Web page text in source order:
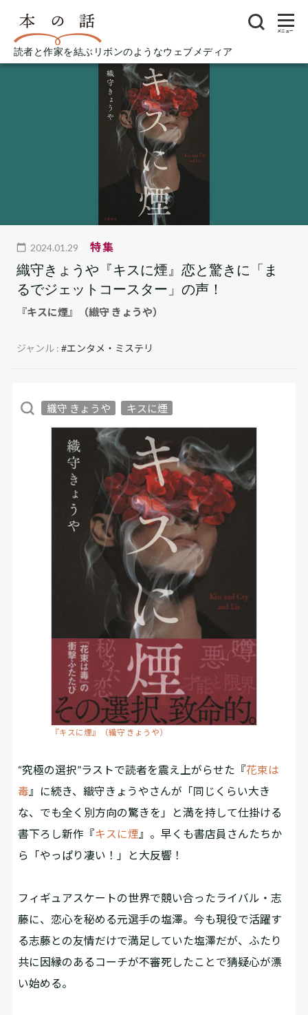
読者と作家を結ぶリボンのようなウェブメディア
メニュー
2024.01.29 特集
織守きょうや『キスに煙』恋と驚きに「ま
るでジェットコースター」の声！
『キスに煙』（織守 きょうや）
ジャンル :#エンタメ・ミステリ
織守 きょうや キスに煙
『キスに煙』（織守 きょうや）
“究極の選択”ラストで読者を震え上がらせた『花束は
毒 』に続き、織守きょうやさんが「同じくらい大き
な、でも全く別方向の驚きを」と満を持して仕掛ける
書下ろし新作『キスに煙 』。早くも書店員さんたちか
ら「やっぱり凄い！」と大反響！
フィギュアスケートの世界で競い合ったライバル・志
藤に、恋心を秘める元選手の塩澤。今も現役で活躍す
る志藤との友情だけで満足していた塩澤だが、ふたり
共に因縁のあるコーチが不審死したことで猜疑心が漂
い始める。